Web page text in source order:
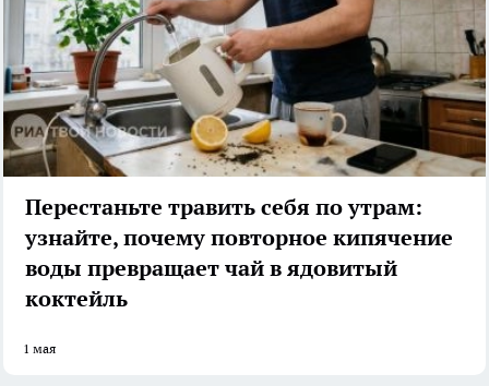
Перестаньте травить себя по утрам:
узнайте, почему повторное кипячение
воды превращает чай в ядовитый
коктейль
1 мая